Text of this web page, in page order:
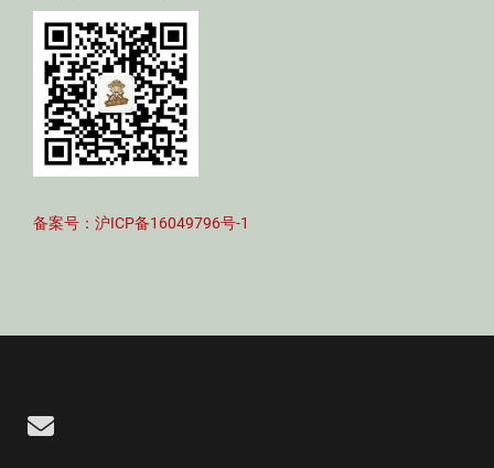
备案号：沪ICP备16049796号-1
Email